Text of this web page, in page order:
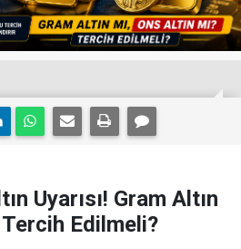
Uyarısı! Gram Altın
Tercih Edilmeli?